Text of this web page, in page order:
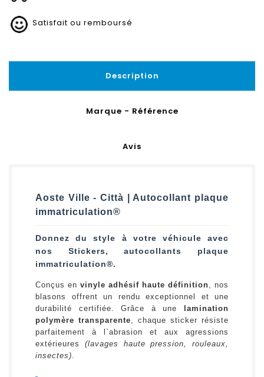
Satisfait ou remboursé
Description
Marque - Référence
Avis
Aoste Ville - Città | Autocollant plaque
immatriculation®
Donnez du style à votre véhicule avec
nos Stickers, autocollants plaque
immatriculation®.
Conçus en vinyle adhésif haute définition, nos
blasons offrent un rendu exceptionnel et une
durabilité certifiée. Grâce à une
lamination
polymère transparente, chaque sticker résiste
parfaitement à l`abrasion et aux agressions
extérieures (lavages haute pression, rouleaux,
insectes).